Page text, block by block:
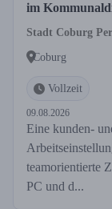
im
Stadt Coburg
Coburg
Vollzeit
09.08.2026
Eine kunden-
teamorientierte
PC und d...